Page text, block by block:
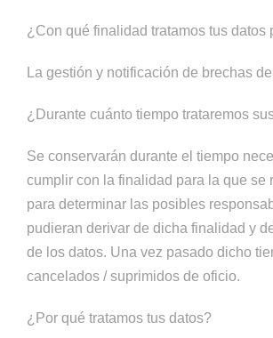
¿Con qué finalidad tratamos tus datos
La gestión y notificación de brechas
¿Durante cuánto tiempo trataremos
Se conservarán durante el tiempo
cumplir con la finalidad para la que se
para determinar las posibles
pudieran derivar de dicha finalidad y
de los datos. Una vez pasado dicho
cancelados / suprimidos de oficio.
¿Por qué tratamos tus datos?